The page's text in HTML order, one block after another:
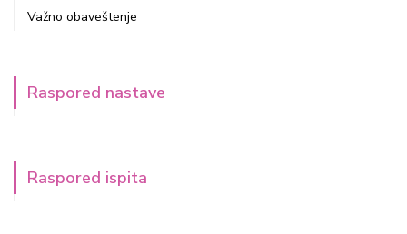
Važno obaveštenje
Raspored nastave
Raspored ispita